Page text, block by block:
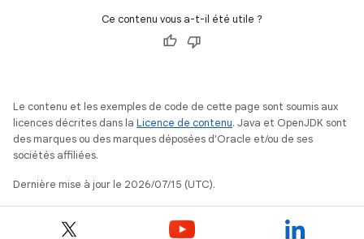
Ce contenu vous a-t-il été utile ?
Le contenu et les exemples de code de cette page sont soumis aux
licences décrites dans la Licence de contenu. Java et OpenJDK sont
des marques ou des marques déposées d'Oracle et/ou de ses
sociétés affiliées.
Dernière mise à jour le 2026/07/15 (UTC).